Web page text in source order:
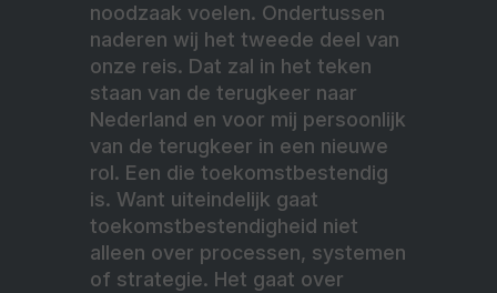
noodzaak voelen. Ondertussen
naderen wij het tweede deel van
onze reis. Dat zal in het teken
staan van de terugkeer naar
Nederland en voor mij persoonlijk
van de terugkeer in een nieuwe
rol. Een die toekomstbestendig
is. Want uiteindelijk gaat
toekomstbestendigheid niet
alleen over processen, systemen
of strategie. Het gaat over